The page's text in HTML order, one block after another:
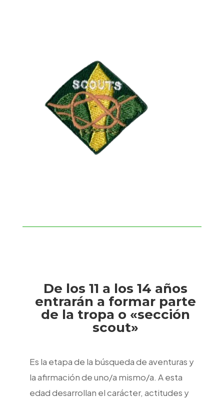
Ahora el scout tiene un papel fundamental
en su patrulla y sección. Toma la iniciativa y
contribuye a la buena marcha de todo.
Probablemente será el Guía o Subguía de
su patrulla y tendrá la función de animar a
sus compañeros a participar activamente.
El nudo vuelta de escota utilizada para unir
cuerdas de diferente grosor pretende
De los 11 a los 14 años
entrarán a formar parte
de la tropa o «sección
scout»
Es la etapa de la búsqueda de aventuras y
la afirmación de uno/a mismo/a. A esta
edad desarrollan el carácter, actitudes y